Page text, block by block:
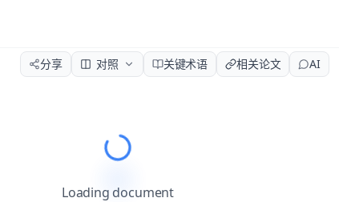
分享 对照 关键术语 相关论文 AI
Loading document